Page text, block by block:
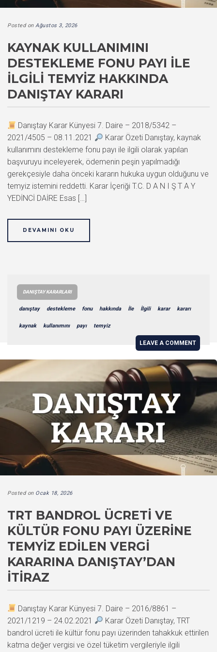
Posted on Ağustos 3, 2026
KAYNAK KULLANIMINI
DESTEKLEME FONU PAYI İLE
İLGILI TEMYIZ HAKKINDA
DANIŞTAY KARARI
Danıştay Karar Künyesi 7. Daire – 2018/5342 –
2021/4505 – 08.11.2021
Karar Özeti Danıştay, kaynak
kullanımını destekleme fonu payı ile ilgili olarak yapılan
başvuruyu inceleyerek, ödemenin peşin yapılmadığı
gerekçesiyle daha önceki kararın hukuka uygun olduğunu ve
temyiz istemini reddetti. Karar İçeriği T.C. D A N I Ş T A Y
YEDİNCİ DAİRE Esas […]
DEVAMINI OKU
DANIŞTAY KARARLARI
danıştay destekleme fonu hakkında İle İlgili karar kararı
kaynak kullanımını payı temyiz
LEAVE A COMMENT
Posted on Ocak 18, 2026
TRT BANDROL ÜCRETI VE
KÜLTÜR FONU PAYI ÜZERINE
TEMYIZ EDILEN VERGI
KARARINA DANIŞTAY’DAN
İTIRAZ
Danıştay Karar Künyesi 7. Daire – 2016/8861 –
2021/1219 – 24.02.2021
Karar Özeti Danıştay, TRT
bandrol ücreti ile kültür fonu payı üzerinden tahakkuk ettirilen
katma değer vergisi ve özel tüketim vergileriyle ilgili